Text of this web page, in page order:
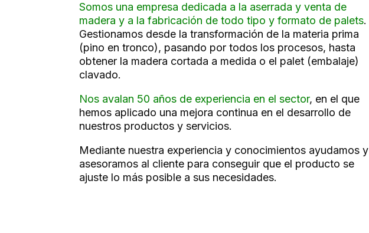
Somos una empresa dedicada a la aserrada y venta de
madera y a la fabricación de todo tipo y formato de palets.
Gestionamos desde la transformación de la materia prima
(pino en tronco), pasando por todos los procesos, hasta
obtener la madera cortada a medida o el palet (embalaje)
clavado.
Nos avalan 50 años de experiencia en el sector, en el que
hemos aplicado una mejora continua en el desarrollo de
nuestros productos y servicios.
Mediante nuestra experiencia y conocimientos ayudamos y
asesoramos al cliente para conseguir que el producto se
ajuste lo más posible a sus necesidades.